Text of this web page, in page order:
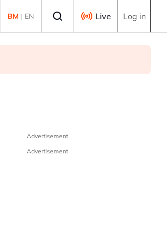
BM | EN Live Log in
Advertisement
Advertisement